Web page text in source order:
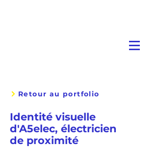
Retour au portfolio
Identité visuelle
d'A5elec, électricien
de proximité